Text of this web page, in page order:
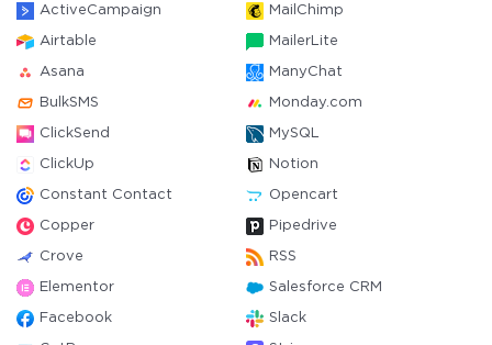
ActiveCampaign MailChimp
Airtable MailerLite
Asana ManyChat
BulkSMS Monday.com
ClickSend MySQL
ClickUp Notion
Constant Contact Opencart
Copper Pipedrive
Crove RSS
Elementor Salesforce CRM
Facebook Slack